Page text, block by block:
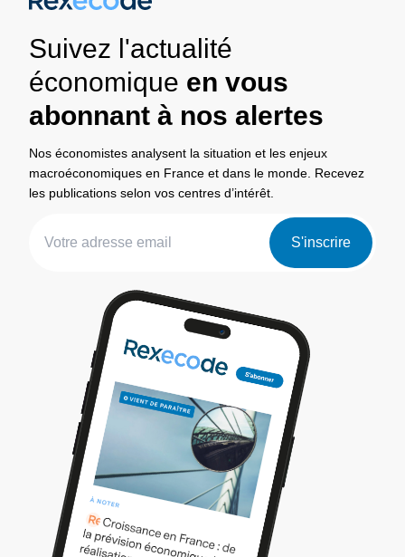
Suivez l'actualité
économique en vous
abonnant à nos alertes
Nos économistes analysent la situation et les enjeux
macroéconomiques en France et dans le monde. Recevez
les publications selon vos centres d’intérêt.
S'inscrire